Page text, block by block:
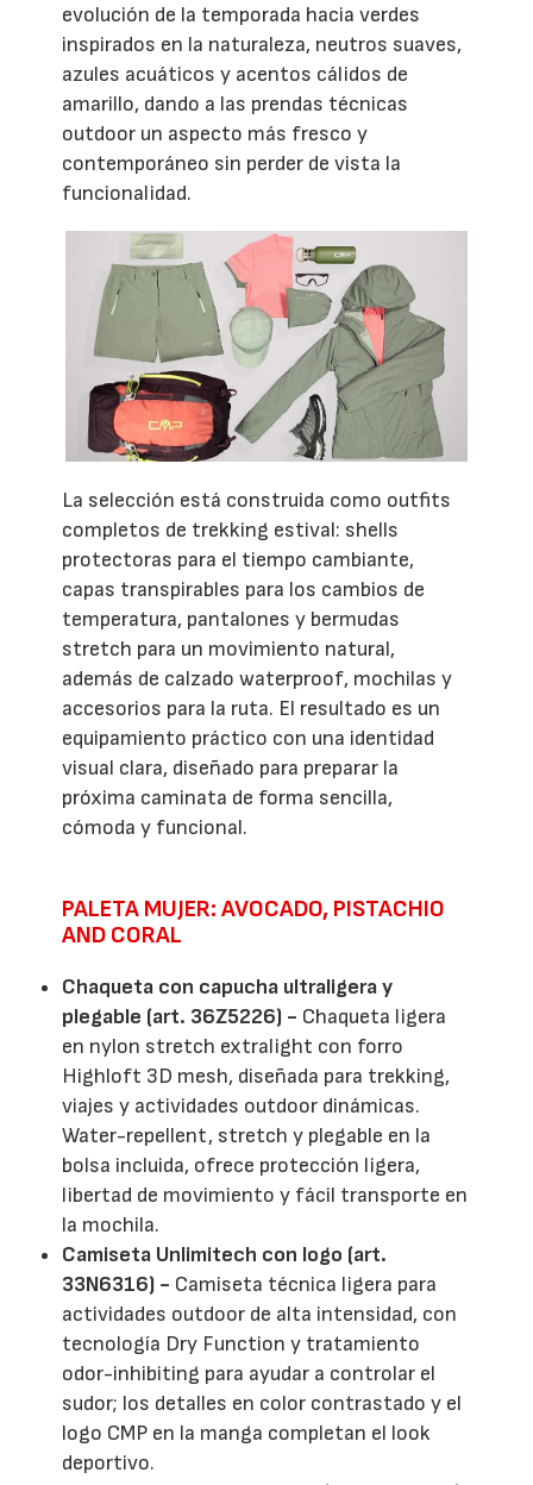
evolución de la temporada hacia verdes
inspirados en la naturaleza, neutros suaves,
azules acuáticos y acentos cálidos de
amarillo, dando a las prendas técnicas
outdoor un aspecto más fresco y
contemporáneo sin perder de vista la
funcionalidad.
La selección está construida como outfits
completos de trekking estival: shells
protectoras para el tiempo cambiante,
capas transpirables para los cambios de
temperatura, pantalones y bermudas
stretch para un movimiento natural,
además de calzado waterproof, mochilas y
accesorios para la ruta. El resultado es un
equipamiento práctico con una identidad
visual clara, diseñado para preparar la
próxima caminata de forma sencilla,
cómoda y funcional.
PALETA MUJER: AVOCADO, PISTACHIO
AND CORAL
Chaqueta con capucha ultraligera y
plegable (art. 36Z5226) - Chaqueta ligera
en nylon stretch extralight con forro
Highloft 3D mesh, diseñada para trekking,
viajes y actividades outdoor dinámicas.
Water-repellent, stretch y plegable en la
bolsa incluida, ofrece protección ligera,
libertad de movimiento y fácil transporte en
la mochila.
Camiseta Unlimitech con logo (art.
33N6316) - Camiseta técnica ligera para
actividades outdoor de alta intensidad, con
tecnología Dry Function y tratamiento
odor-inhibiting para ayudar a controlar el
sudor; los detalles en color contrastado y el
logo CMP en la manga completan el look
deportivo.